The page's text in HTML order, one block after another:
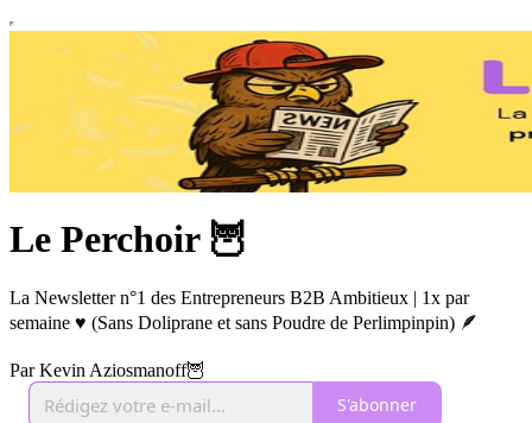
Le Perchoir 🦉
La Newsletter n°1 des Entrepreneurs B2B Ambitieux | 1x par
semaine ♥︎ (Sans Doliprane et sans Poudre de Perlimpinpin) 🪶
Par Kevin Aziosmanoff🦉
S'abonner